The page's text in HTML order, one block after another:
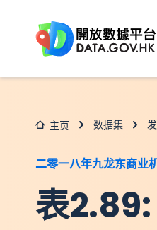
主页 数据集
二零一八年九龙东商业
表